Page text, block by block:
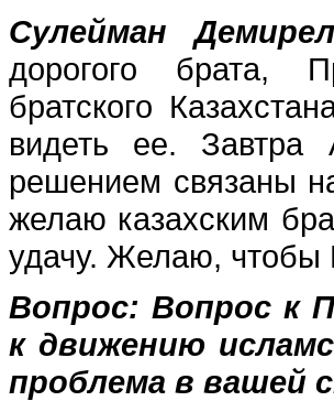
Сулейман
дорогого брата,
братского
видеть ее. Завтра
решением связаны
желаю казахским
удачу. Желаю, чтобы
Вопрос: Вопрос к
к движению
проблема в вашей